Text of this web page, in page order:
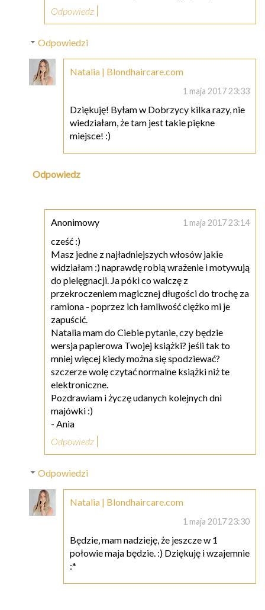
Odpowiedz
Odpowiedzi
Natalia | Blondhaircare.com
1 maja 2017 23:33
Dziękuję! Byłam w Dobrzycy kilka razy, nie
wiedziałam, że tam jest takie piękne
miejsce! :)
Odpowiedz
Anonimowy 1 maja 2017 23:14
cześć :)
Masz jedne z najładniejszych włosów jakie
widziałam :) naprawdę robią wrażenie i motywują
do pielęgnacji. Ja póki co walczę z
przekroczeniem magicznej długości do trochę za
ramiona - poprzez ich łamliwość ciężko mi je
zapuścić.
Natalia mam do Ciebie pytanie, czy będzie
wersja papierowa Twojej książki? jeśli tak to
mniej więcej kiedy można się spodziewać?
szczerze wolę czytać normalne książki niż te
elektroniczne.
Pozdrawiam i życzę udanych kolejnych dni
majówki :)
- Ania
Odpowiedz
Odpowiedzi
Natalia | Blondhaircare.com
1 maja 2017 23:30
Będzie, mam nadzieję, że jeszcze w 1
połowie maja będzie. :) Dziękuję i wzajemnie
:*